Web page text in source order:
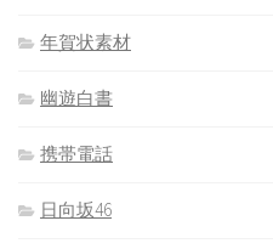
年賀状素材
幽遊白書
携帯電話
日向坂46